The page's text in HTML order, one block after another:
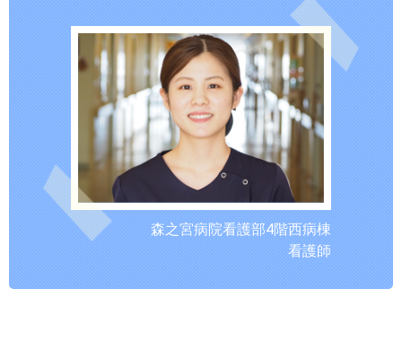
森之宮病院看護部4階西病棟
看護師